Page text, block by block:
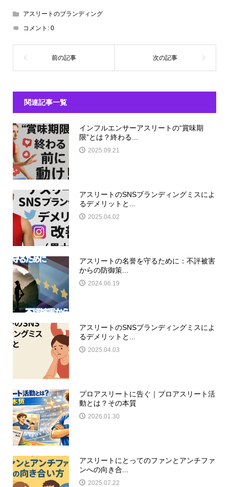
アスリートのブランディング
コメント: 0
関連記事一覧
インフルエンサーアスリートの“賞味期
限”とは？終わる...
2025.09.21
アスリートのSNSブランディングミスによ
るデメリットと...
2025.04.02
アスリートの名誉を守るために：不評被害
からの防御策...
2024.06.19
アスリートのSNSブランディングミスによ
るデメリットと...
2025.04.03
プロアスリートに告ぐ｜プロアスリート活
動とは？その本質
2026.01.30
アスリートにとってのファンとアンチファ
ンへの向き合...
2025.07.22